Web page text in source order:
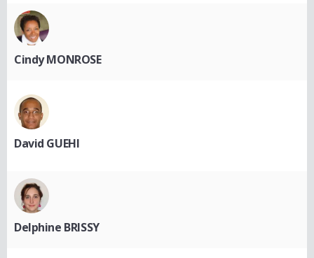
Cindy MONROSE
David GUEHI
Delphine BRISSY